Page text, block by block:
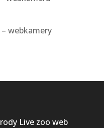
webkamery
Live zoo web